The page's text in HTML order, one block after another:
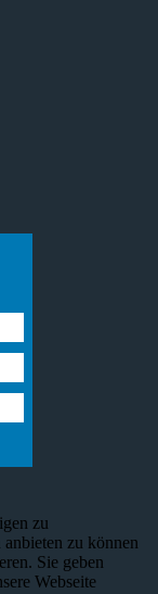
zu
zu können
Sie geben
Webseite